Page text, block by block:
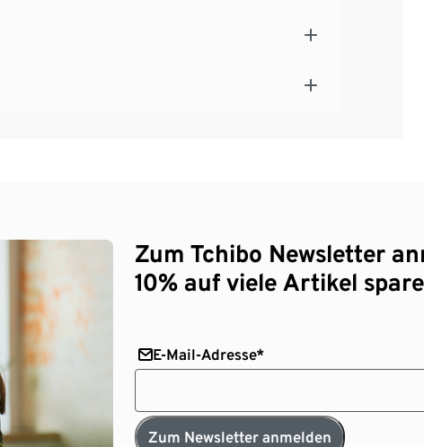
Zum Tchibo Newsletter
10% auf viele Artikel
E-Mail-Adresse*
Zum Newsletter anmelden